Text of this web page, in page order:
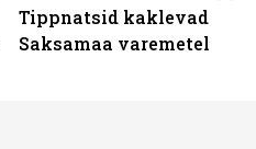
Tippnatsid kaklevad
Saksamaa varemetel